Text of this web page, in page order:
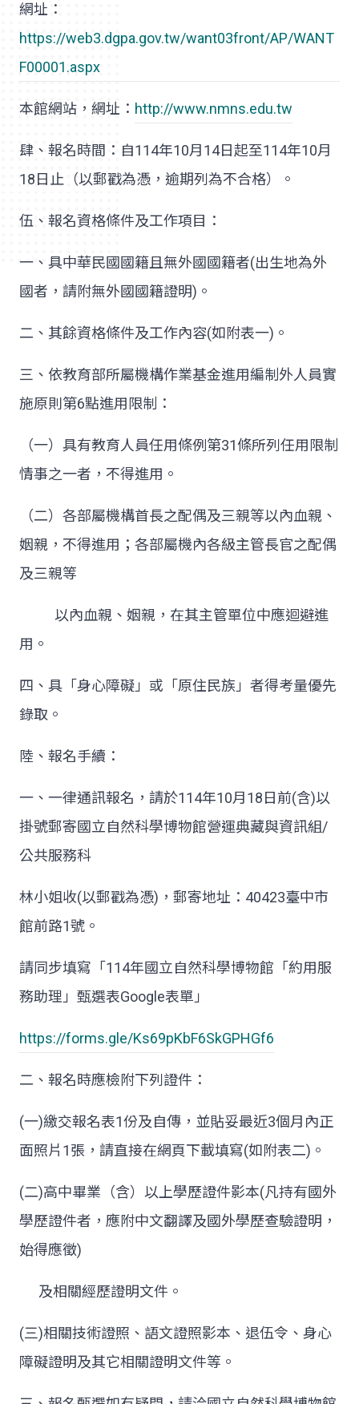
網址：
https://web3.dgpa.gov.tw/want03front/AP/WANT
F00001.aspx
本館網站，網址： http://www.nmns.edu.tw
肆、報名時間：自114年10月 14日起至114年10月
18 日止（以郵戳為憑，逾期列為不合格）。
伍、報名資格條件及工作項目：
一、具中華民國國籍且無外國國籍者(出生地為外
國者，請附無外國國籍證明) 。
二、其餘資格條件及工作內容(如附表一) 。
三、依教育部所屬機構作業基金進用編制外人員實
施原則第6點進用限制：
（一）具有教育人員任用條例第31條所列任用限制
情事之一者，不得進用。
（二）各部屬機構首長之配偶及三親等以內血親、
姻親，不得進用；各部屬機內各級主管長官之配偶
及三親等
以內血親、姻親，在其主管單位中應迴避進
用。
四、具「身心障礙」或「原住民族」者得考量優先
錄取。
陸、報名手續：
一、一律通訊報名，請於114年10月 18 日前(含)以
掛號郵寄國立自然科學博物館營運典藏與資訊組/
公共服務科
林小姐收(以郵戳為憑) ，郵寄地址： 40423臺中市
館前路1號。
請同步填寫「 114年國立自然科學博物館「約用服
務助理」甄選表Google表單」
https://forms.gle/Ks69pKbF6SkGPHGf6
二、報名時應檢附下列證件：
(一)繳交報名表1份及自傳，並貼妥最近3個月內正
面照片 1張，請直接在網頁下載填寫(如附表二) 。
(二)高中畢業（含）以上學歷證件影本(凡持有國外
學歷證件者，應附中文翻譯及國外學歷查驗證明，
始得應徵)
及相關經歷證明文件。
(三)相關技術證照、語文證照影本、退伍令、身心
障礙證明及其它相關證明文件等。